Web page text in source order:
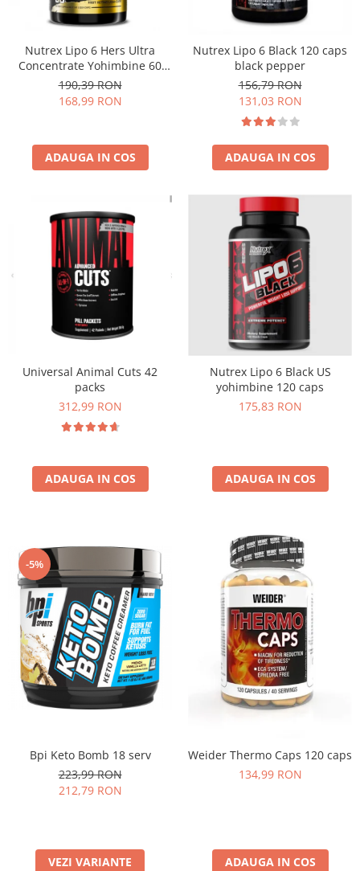
Vitamine bărbați / femei
Îngrijire personală
Insulated
Kaged
Kevin Levrone
Muscle Pharm
Muscletech
Neocell
Nordic Naturals
NOW Foods
Nutrend
Olimp Sport Nutrition
Osavi
PerfectShaker
PeScience
Power System
Pro Tan
Revoflex
Rich Piana 5% Nutrition
RIPT
Scitec
Scivation
Skill Nutrition
Smart Shake
Swanson
Universal
Nutrex Lipo 6 Hers Ultra
Concentrate Yohimbine 60
caps
190,39 RON
168,99 RON
ADAUGA IN COS
Nutrex Lipo 6 Black 120 caps
black pepper
156,79 RON
131,03 RON
ADAUGA IN COS
Universal Animal Cuts 42
packs
312,99 RON
ADAUGA IN COS
Nutrex Lipo 6 Black US
yohimbine 120 caps
175,83 RON
ADAUGA IN COS
-5%
Bpi Keto Bomb 18 serv
223,99 RON
212,79 RON
VEZI VARIANTE
Weider Thermo Caps 120 caps
134,99 RON
ADAUGA IN COS